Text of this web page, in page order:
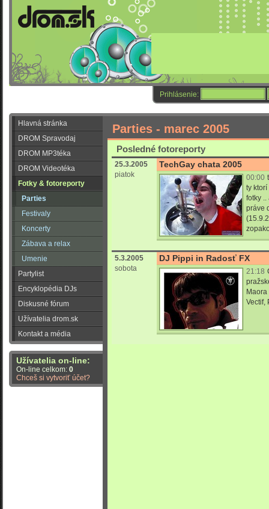
Prihlásenie:
Hlavná stránka
DROM Spravodaj
DROM MP3téka
DROM Videotéka
Fotky & fotoreporty
Parties
Festivaly
Koncerty
Zábava a relax
Umenie
Partylist
Encyklopédia DJs
Diskusné fórum
Užívatelia drom.sk
Kontakt a média
Užívatelia on-line:
On-line celkom: 0
Chceš si vytvoriť účet?
Parties - marec 2005
Posledné fotoreporty
25.3.2005
piatok
TechGay chata 2005
00:00
ty
fotky ..
práve
5.3.2005
sobota
DJ Pippi in Radosť FX
21:18
Vectif,